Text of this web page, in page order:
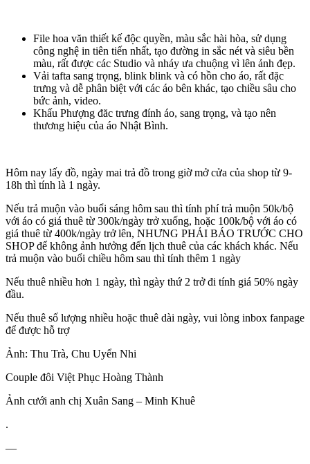
File hoa văn thiết kế độc quyền, màu sắc hài hòa, sử dụng
công nghệ in tiên tiến nhất, tạo đường in sắc nét và siêu bền
màu, rất được các Studio và nháy ưa chuộng vì lên ảnh đẹp.
Vải tafta sang trọng, blink blink và có hồn cho áo, rất đặc
trưng và dễ phân biệt với các áo bên khác, tạo chiều sâu cho
bức ảnh, video.
Khấu Phượng đăc trưng đính áo, sang trọng, và tạo nên
thương hiệu của áo Nhật Bình.
Hôm nay lấy đồ, ngày mai trả đồ trong giờ mở cửa của shop từ 9-
18h thì tính là 1 ngày.
Nếu trả muộn vào buổi sáng hôm sau thì tính phí trả muộn 50k/bộ
với áo có giá thuê từ 300k/ngày trở xuống, hoặc 100k/bộ với áo có
giá thuê từ 400k/ngày trở lên, NHƯNG PHẢI BÁO TRƯỚC CHO
SHOP để không ảnh hưởng đến lịch thuê của các khách khác. Nếu
trả muộn vào buổi chiều hôm sau thì tính thêm 1 ngày
Nếu thuê nhiều hơn 1 ngày, thì ngày thứ 2 trở đi tính giá 50% ngày
đầu.
Nếu thuê số lượng nhiều hoặc thuê dài ngày, vui lòng inbox fanpage
để được hỗ trợ
Ảnh: Thu Trà, Chu Uyển Nhi
Couple đôi Việt Phục Hoàng Thành
Ảnh cưới anh chị Xuân Sang – Minh Khuê
.
—